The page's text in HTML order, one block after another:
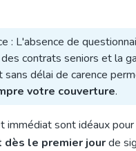
: L'absence de
contrats seniors et la
délai de carence
votre couverture.
immédiat sont idéaux pour
dès le premier jourde